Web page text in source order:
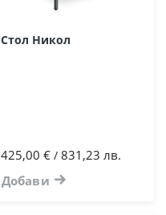
Стол Никол
425,00 €/ 831,23 лв.
Добави